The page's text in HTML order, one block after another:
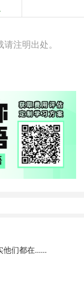
注明出处。
们都在......